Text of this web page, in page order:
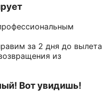
за 2 дня до вылета
из
Вот увидишь!